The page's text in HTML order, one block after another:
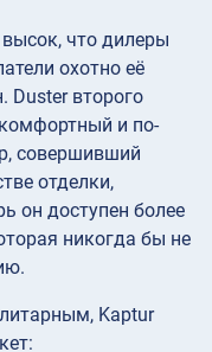
что дилеры
охотно её
Duster второго
и по-
совершивший
отделки,
он доступен более
никогда бы не
Kaptur